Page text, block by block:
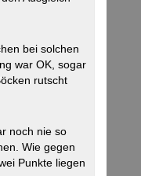
bei solchen
war OK, sogar
rutscht
noch nie so
Wie gegen
Punkte liegen